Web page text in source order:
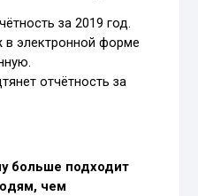
за 2019 год.
электронной форме
отчётность за
больше подходит
чем